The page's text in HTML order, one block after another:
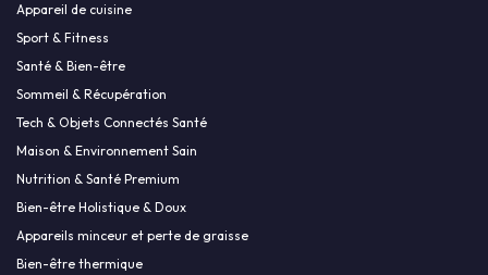
Appareil de cuisine
Sport & Fitness
Santé & Bien-être
Sommeil & Récupération
Tech & Objets Connectés Santé
Maison & Environnement Sain
Nutrition & Santé Premium
Bien-être Holistique & Doux
Appareils minceur et perte de graisse
Bien-être thermique